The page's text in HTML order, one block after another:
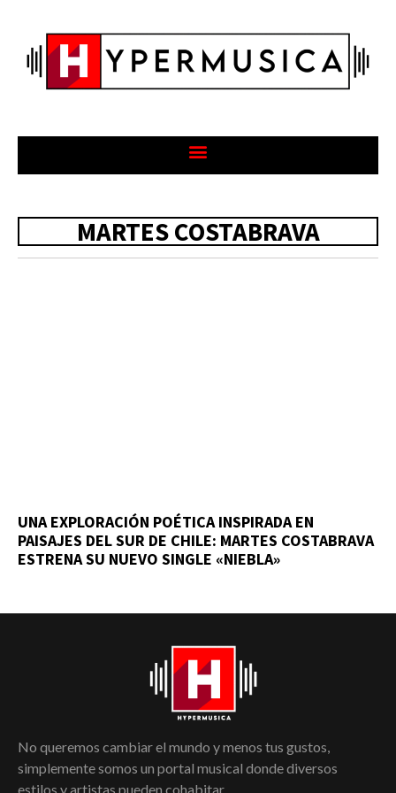
MARTES COSTABRAVA
UNA EXPLORACIÓN POÉTICA INSPIRADA EN
PAISAJES DEL SUR DE CHILE: MARTES COSTABRAVA
ESTRENA SU NUEVO SINGLE «NIEBLA»
No queremos cambiar el mundo y menos tus gustos,
simplemente somos un portal musical donde diversos
estilos y artistas pueden cohabitar.